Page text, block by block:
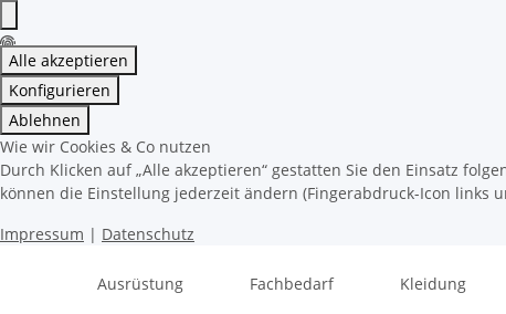
Alle akzeptieren
Konfigurieren
Ablehnen
Wie wir Cookies & Co nutzen
Durch Klicken auf „Alle akzeptieren“ gestatten Sie den Einsatz
können die Einstellung jederzeit ändern (Fingerabdruck-Icon links
Impressum | Datenschutz
Ausrüstung Fachbedarf Kleidung